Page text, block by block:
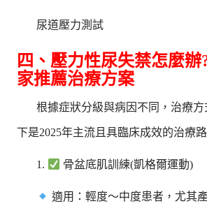
尿道壓力測試
四、壓力性尿失禁怎麼
家推薦治療方案
根據症狀分級與病因不同，治療
下是2025年主流且具臨床成效的治療路
1. 骨盆底肌訓練(凱格爾運動)
適用：輕度～中度患者，尤其